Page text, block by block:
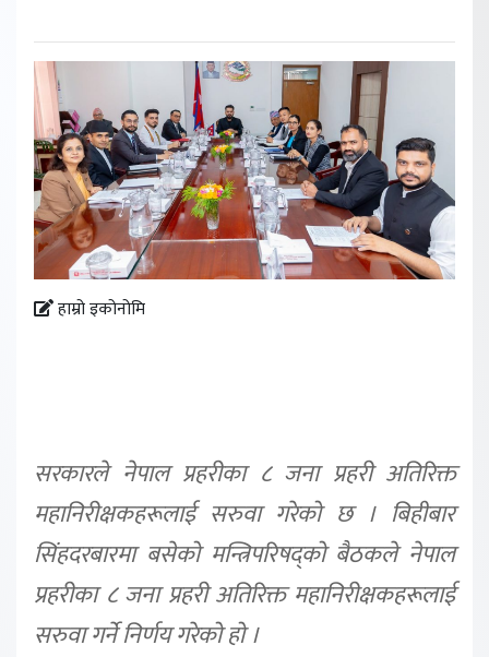
हाम्रो इकोनोमि
सरकारले नेपाल प्रहरीका ८ जना प्रहरी अतिरिक्त
महानिरीक्षकहरूलाई सरुवा गरेको छ । बिहीबार
सिंहदरबारमा बसेको मन्त्रिपरिषद्को बैठकले नेपाल
प्रहरीका ८ जना प्रहरी अतिरिक्त महानिरीक्षकहरूलाई
सरुवा गर्ने निर्णय गरेको हो ।